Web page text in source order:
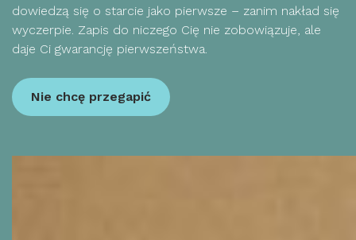
dowiedzą się o starcie jako pierwsze – zanim nakład się
wyczerpie. Zapis do niczego Cię nie zobowiązuje, ale
daje Ci gwarancję pierwszeństwa.
Nie chcę przegapić